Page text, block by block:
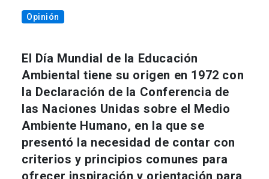
Opinión
El Día Mundial de la Educación
Ambiental tiene su origen en 1972 con
la Declaración de la Conferencia de
las Naciones Unidas sobre el Medio
Ambiente Humano, en la que se
presentó la necesidad de contar con
criterios y principios comunes para
ofrecer inspiración y orientación para